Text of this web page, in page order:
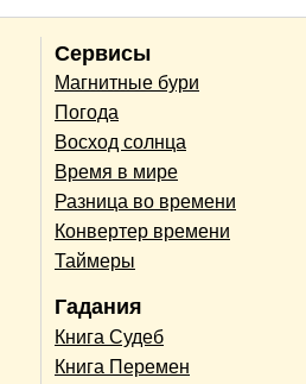
Сервисы
Магнитные бури
Погода
Восход солнца
Время в мире
Разница во времени
Конвертер времени
Таймеры
Гадания
Книга Судеб
Книга Перемен